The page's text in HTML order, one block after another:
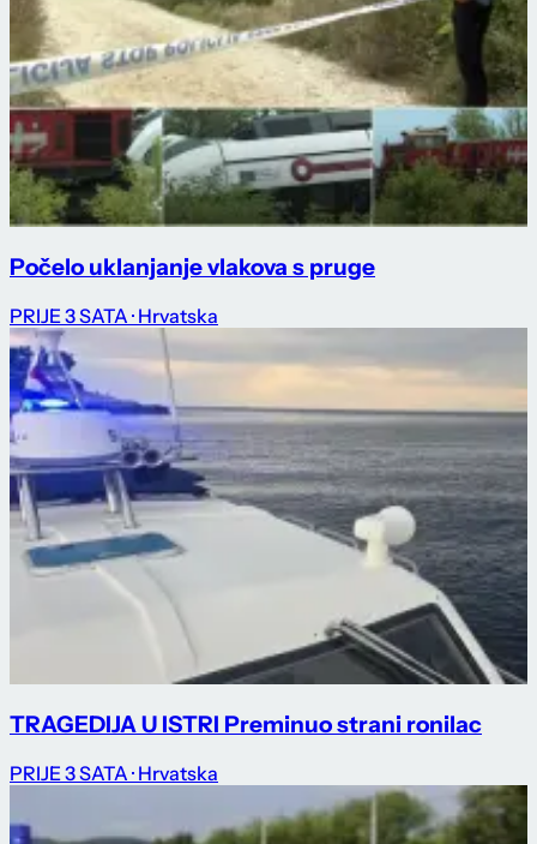
Počelo uklanjanje vlakova s pruge
PRIJE 3 SATA · Hrvatska
TRAGEDIJA U ISTRI Preminuo strani ronilac
PRIJE 3 SATA · Hrvatska